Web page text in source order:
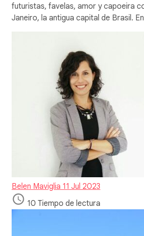
futuristas, favelas, amor y capoeira
Janeiro, la antigua capital de Brasil.
Belen Maviglia 11 Jul 2023
10 Tiempo de lectura